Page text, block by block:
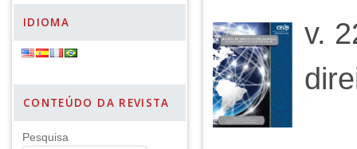
IDIOMA
CONTEÚDO DA REVISTA
Pesquisa
v.